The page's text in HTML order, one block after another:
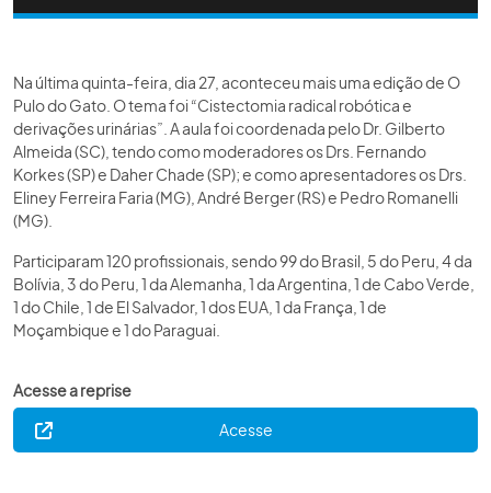
Na última quinta-feira, dia 27, aconteceu mais uma edição de O
Pulo do Gato. O tema foi “Cistectomia radical robótica e
derivações urinárias”. A aula foi coordenada pelo Dr. Gilberto
Almeida (SC), tendo como moderadores os Drs. Fernando
Korkes (SP) e Daher Chade (SP); e como apresentadores os Drs.
Eliney Ferreira Faria (MG), André Berger (RS) e Pedro Romanelli
(MG).
Participaram 120 profissionais, sendo 99 do Brasil, 5 do Peru, 4 da
Bolívia, 3 do Peru, 1 da Alemanha, 1 da Argentina, 1 de Cabo Verde,
1 do Chile, 1 de El Salvador, 1 dos EUA, 1 da França, 1 de
Moçambique e 1 do Paraguai.
Acesse a reprise
Acesse